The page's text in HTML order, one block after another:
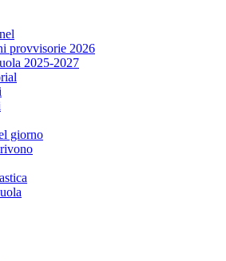
provvisorie 2026
2025-2027
giorno